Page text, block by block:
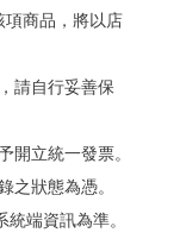
項商品，將以店
請自行妥善保
開立統一發票。
之狀態為憑。
端資訊為準。